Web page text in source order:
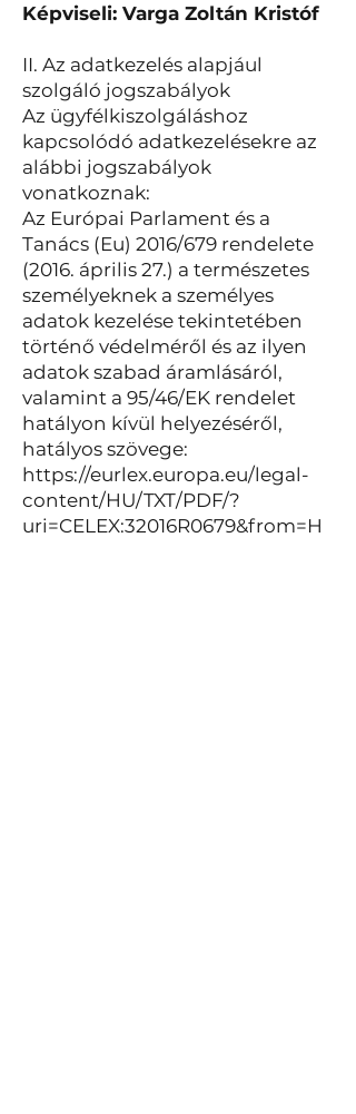
Képviseli: Varga Zoltán Kristóf
II. Az adatkezelés alapjául
szolgáló jogszabályok
Az ügyfélkiszolgáláshoz
kapcsolódó adatkezelésekre az
alábbi jogszabályok
vonatkoznak:
Az Európai Parlament és a
Tanács (Eu) 2016/679 rendelete
(2016. április 27.) a természetes
személyeknek a személyes
adatok kezelése tekintetében
történő védelméről és az ilyen
adatok szabad áramlásáról,
valamint a 95/46/EK rendelet
hatályon kívül helyezéséről,
hatályos szövege:
https://eurlex.europa.eu/legal-
content/HU/TXT/PDF/?
uri=CELEX:32016R0679&from=H